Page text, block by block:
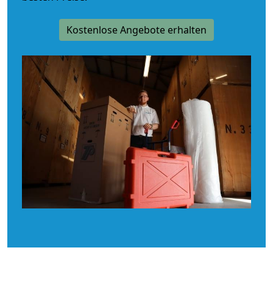
Kostenlose Angebote erhalten